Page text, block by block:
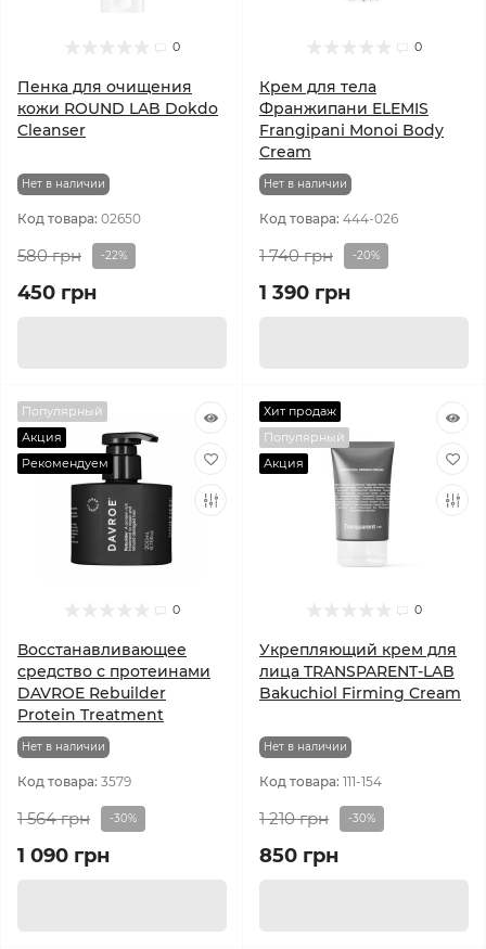
0
Пенка для очищения
кожи ROUND LAB Dokdo
Cleanser
Нет в наличии
Код товара: 02650
580 грн -22%
450 грн
0
Крем для тела
Франжипани ELEMIS
Frangipani Monoi Body
Cream
Нет в наличии
Код товара: 444-026
1 740 грн -20%
1 390 грн
Популярный
Акция
Рекомендуем
0
Восстанавливающее
средство с протеинами
DAVROE Rebuilder
Protein Treatment
Нет в наличии
Код товара: 3579
1 564 грн -30%
1 090 грн
Хит продаж
Популярный
Акция
0
Укрепляющий крем для
лица TRANSPARENT-LAB
Bakuchiol Firming Cream
Нет в наличии
Код товара: 111-154
1 210 грн -30%
850 грн